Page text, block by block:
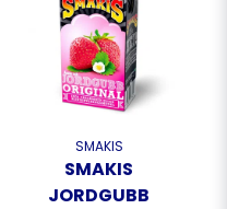
SMAKIS
SMAKIS
JORDGUBB